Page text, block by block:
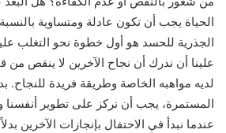
الحياة يجب أن تكون عادلة ومتساوية
الجذرية للحسد هو أول خطوة نحو التغلب
علينا أن ندرك أن نجاح الآخرين لا ينقص من
لديه مواهبه الخاصة وطريقة فريدة للنجاح.
المستمرة، يجب أن نركز على تطوير أنفسنا
عندما نبدأ في الاحتفال بإنجازات الآخرين